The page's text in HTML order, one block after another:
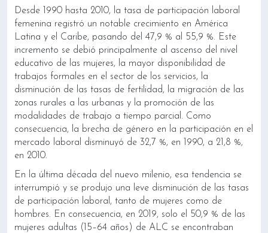
Desde 1990 hasta 2010, la tasa de participación laboral
femenina registró un notable crecimiento en América
Latina y el Caribe, pasando del 47,9 % al 55,9 %. Este
incremento se debió principalmente al ascenso del nivel
educativo de las mujeres, la mayor disponibilidad de
trabajos formales en el sector de los servicios, la
disminución de las tasas de fertilidad, la migración de las
zonas rurales a las urbanas y la promoción de las
modalidades de trabajo a tiempo parcial. Como
consecuencia, la brecha de género en la participación en el
mercado laboral disminuyó de 32,7 %, en 1990, a 21,8 %,
en 2010.
En la última década del nuevo milenio, esa tendencia se
interrumpió y se produjo una leve disminución de las tasas
de participación laboral, tanto de mujeres como de
hombres. En consecuencia, en 2019, solo el 50,9 % de las
mujeres adultas (15–64 años) de ALC se encontraban